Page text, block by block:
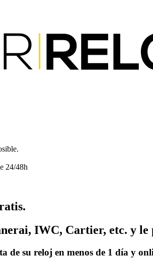
24/48h
IWC, Cartier, etc. y
de su reloj en menos de 1 día y